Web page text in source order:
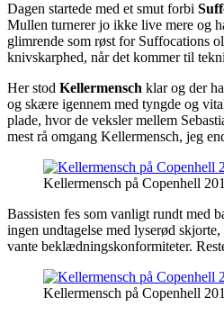
Dagen startede med et smut forbi
Mullen turnerer jo ikke live mere og
glimrende som røst for Suffocations
knivskarphed, når det kommer til
Her stod Kellermensch klar og der
og skære igennem med tyngde og
plade, hvor de veksler mellem
mest rå omgang Kellermensch, jeg
Kellermensch på Copenhell
Bassisten fes som vanligt rundt med
ingen undtagelse med lyserød
vante beklædningskonformiteter.
Kellermensch på Copenhell